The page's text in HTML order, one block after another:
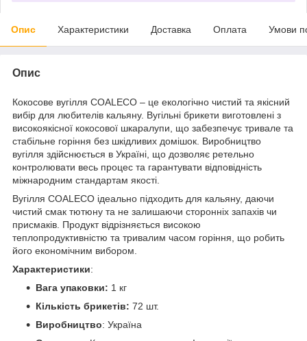
Опис Характеристики Доставка Оплата Умови
Опис
Кокосове вугілля COALECO – це екологічно чистий та якісний
вибір для любителів кальяну. Вугільні брикети виготовлені з
високоякісної кокосової шкаралупи, що забезпечує тривале та
стабільне горіння без шкідливих домішок. Виробництво
вугілля здійснюється в Україні, що дозволяє ретельно
контролювати весь процес та гарантувати відповідність
міжнародним стандартам якості.
Вугілля COALECO ідеально підходить для кальяну, даючи
чистий смак тютюну та не залишаючи сторонніх запахів чи
присмаків. Продукт відрізняється високою
теплопродуктивністю та тривалим часом горіння, що робить
його економічним вибором.
Характеристики:
Вага упаковки: 1 кг
Кількість брикетів: 72 шт.
Виробництво: Україна